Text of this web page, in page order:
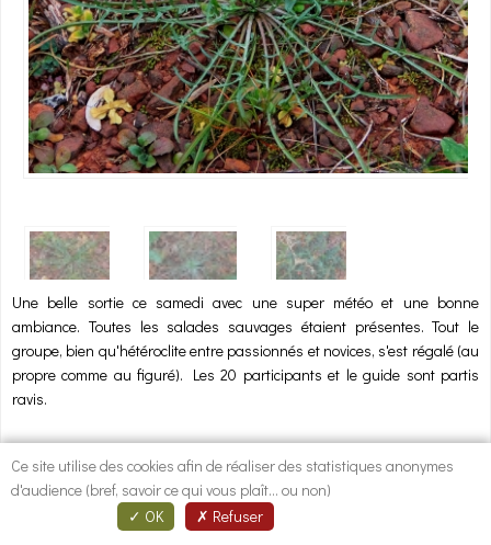
Une belle sortie ce samedi avec une super météo et une bonne
ambiance. Toutes les salades sauvages étaient présentes. Tout le
groupe, bien qu'hétéroclite entre passionnés et novices, s'est régalé (au
propre comme au figuré). Les 20 participants et le guide sont partis
ravis.
Nombre de personnes
20
pour poster des commentaires
Ce site utilise des cookies afin de réaliser des statistiques anonymes
d'audience (bref, savoir ce qui vous plaît... ou non)
OK
Refuser